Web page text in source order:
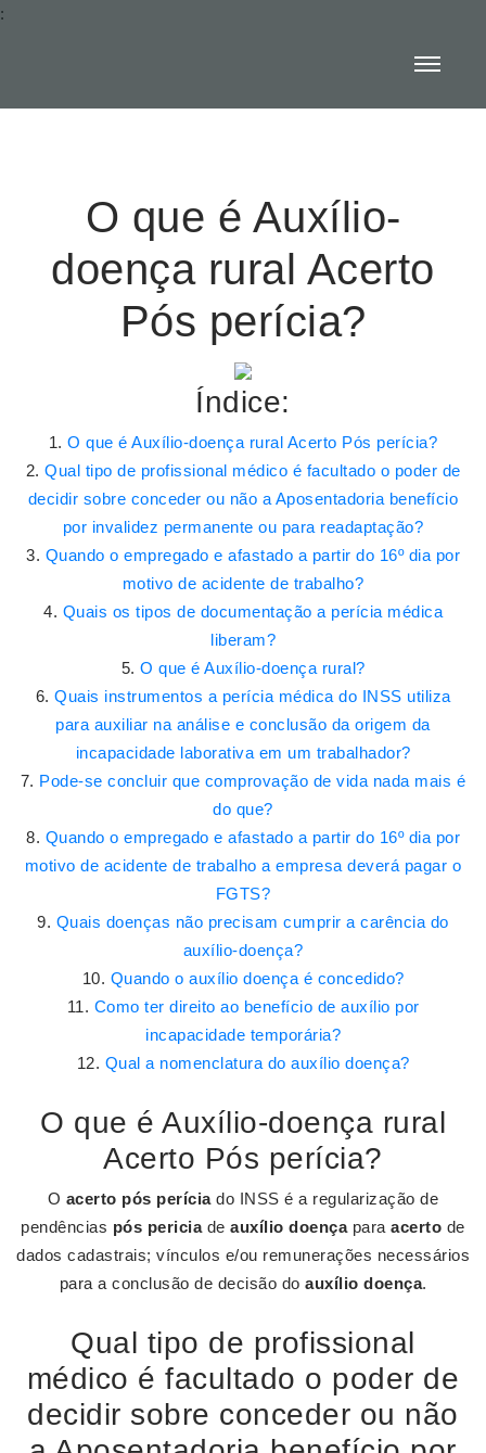
:
O que é Auxílio-
doença rural Acerto
Pós perícia?
Índice:
O que é Auxílio-doença rural Acerto Pós perícia?
Qual tipo de profissional médico é facultado o poder de
decidir sobre conceder ou não a Aposentadoria benefício
por invalidez permanente ou para readaptação?
Quando o empregado e afastado a partir do 16º dia por
motivo de acidente de trabalho?
Quais os tipos de documentação a perícia médica
liberam?
O que é Auxílio-doença rural?
Quais instrumentos a perícia médica do INSS utiliza
para auxiliar na análise e conclusão da origem da
incapacidade laborativa em um trabalhador?
Pode-se concluir que comprovação de vida nada mais é
do que?
Quando o empregado e afastado a partir do 16º dia por
motivo de acidente de trabalho a empresa deverá pagar o
FGTS?
Quais doenças não precisam cumprir a carência do
auxílio-doença?
Quando o auxílio doença é concedido?
Como ter direito ao benefício de auxílio por
incapacidade temporária?
Qual a nomenclatura do auxílio doença?
O que é Auxílio-doença rural
Acerto Pós perícia?
O acerto pós períciado INSS é a regularização de
pendências pós periciadeauxílio doençaparaacerto de
dados cadastrais; vínculos e/ou remunerações necessários
para a conclusão de decisão do auxílio doença.
Qual tipo de profissional
médico é facultado o poder de
decidir sobre conceder ou não